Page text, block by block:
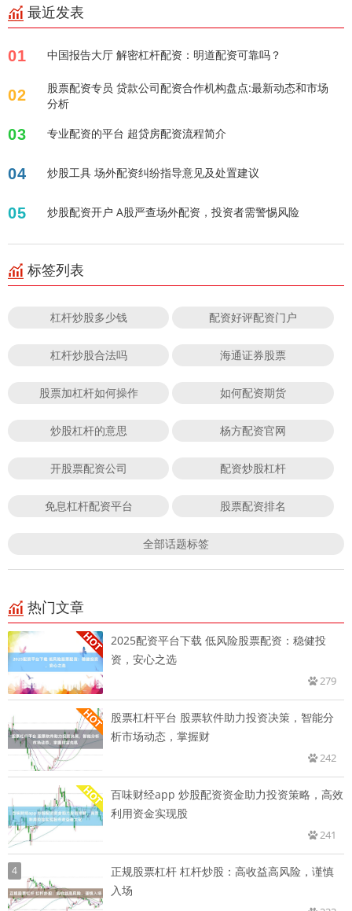
最近发表
01 中国报告大厅 解密杠杆配资：明道配资可靠吗？
02
股票配资专员 贷款公司配资合作机构盘点:最新动态和市场
分析
03 专业配资的平台 超贷房配资流程简介
04 炒股工具 场外配资纠纷指导意见及处置建议
05 炒股配资开户 A股严查场外配资，投资者需警惕风险
标签列表
杠杆炒股多少钱 配资好评配资门户
杠杆炒股合法吗 海通证券股票
股票加杠杆如何操作 如何配资期货
炒股杠杆的意思 杨方配资官网
开股票配资公司 配资炒股杠杆
免息杠杆配资平台 股票配资排名
全部话题标签
热门文章
2025配资平台下载 低风险股票配资：稳健投
资，安心之选
279
股票杠杆平台 股票软件助力投资决策，智能分
析市场动态，掌握财
242
百味财经app 炒股配资资金助力投资策略，高效
利用资金实现股
241
4
正规股票杠杆 杠杆炒股：高收益高风险，谨慎
入场